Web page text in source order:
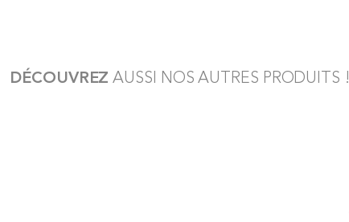
DÉCOUVREZ AUSSI NOS AUTRES PRODUITS !